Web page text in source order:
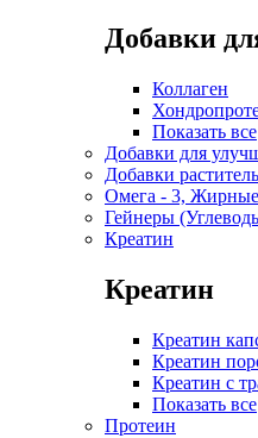
Добавки
Коллаген
Показать все
Добавки для
Добавки
Омега - 3,
Гейнеры
Креатин
Креатин
Креатин
Креатин
Креатин с
Показать все
Протеин